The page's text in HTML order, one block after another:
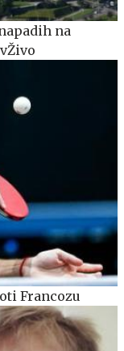
na
Francozu